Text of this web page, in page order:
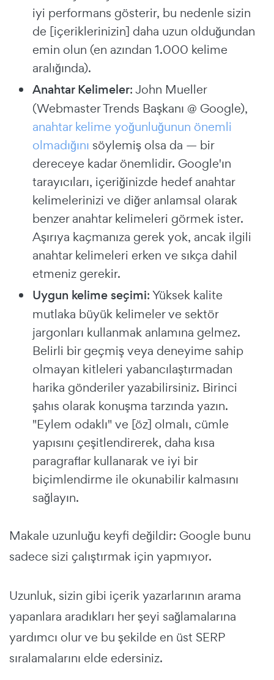
iyi performans gösterir, bu nedenle sizin
de [içeriklerinizin] daha uzun olduğundan
emin olun (en azından 1.000 kelime
aralığında).
Anahtar Kelimeler: John Mueller
(Webmaster Trends Başkanı @ Google),
anahtar kelime yoğunluğunun önemli
olmadığını söylemiş olsa da — bir
dereceye kadar önemlidir. Google'ın
tarayıcıları, içeriğinizde hedef anahtar
kelimelerinizi ve diğer anlamsal olarak
benzer anahtar kelimeleri görmek ister.
Aşırıya kaçmanıza gerek yok, ancak ilgili
anahtar kelimeleri erken ve sıkça dahil
etmeniz gerekir.
Uygun kelime seçimi: Yüksek kalite
mutlaka büyük kelimeler ve sektör
jargonları kullanmak anlamına gelmez.
Belirli bir geçmiş veya deneyime sahip
olmayan kitleleri yabancılaştırmadan
harika gönderiler yazabilirsiniz. Birinci
şahıs olarak konuşma tarzında yazın.
"Eylem odaklı" ve [öz] olmalı, cümle
yapısını çeşitlendirerek, daha kısa
paragraflar kullanarak ve iyi bir
biçimlendirme ile okunabilir kalmasını
sağlayın.
Makale uzunluğu keyfi değildir: Google bunu
sadece sizi çalıştırmak için yapmıyor.
Uzunluk, sizin gibi içerik yazarlarının arama
yapanlara aradıkları her şeyi sağlamalarına
yardımcı olur ve bu şekilde en üst SERP
sıralamalarını elde edersiniz.